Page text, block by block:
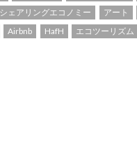
シェアリングエコノミー アート
Airbnb HafH エコツーリズム